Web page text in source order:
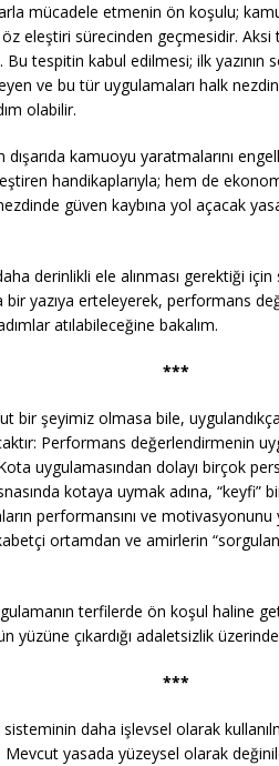
mücadele etmenin ön koşulu; kamu
eleştiri sürecinden geçmesidir. Aksi
tespitin kabul edilmesi; ilk yazının
ve bu tür uygulamaları halk
olabilir.
dışarıda kamuoyu yaratmalarını
handikaplarıyla; hem de
güven kaybına yol açacak
derinlikli ele alınması gerektiği
bir yazıya erteleyerek, performans
atılabileceğine bakalım.
***
bir şeyimiz olmasa bile, uygulandıkça
Performans değerlendirmenin
uygulamasından dolayı birçok
kotaya uymak adına, “keyfi”
performansını ve
ortamdan ve amirlerin
terfilerde ön koşul haline
yüzüne çıkardığı adaletsizlik
***
daha işlevsel olarak
Mevcut yasada yüzeysel olarak